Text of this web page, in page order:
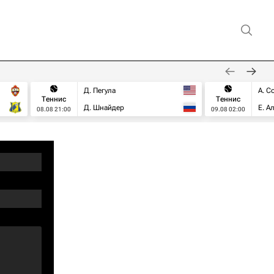
Теннис
08.08 21:00
Д. Пегула
Д. Шнайдер
Теннис
09.08 02:00
А.
Е.